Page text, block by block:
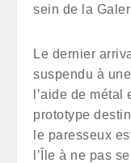
sein de la
Le dernier
suspendu à
l’aide de
prototype
le paresseux
l’Île à ne pas